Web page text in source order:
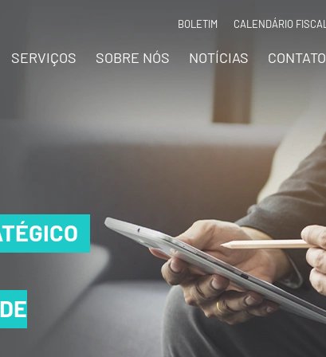
BOLETIM CALENDÁRIO FISCAL
SERVIÇOS SOBRE NÓS NOTÍCIAS CONTATO